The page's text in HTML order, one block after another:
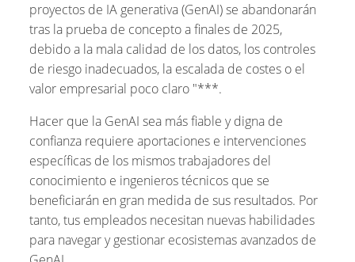
proyectos de IA generativa (GenAI) se abandonarán
tras la prueba de concepto a finales de 2025,
debido a la mala calidad de los datos, los controles
de riesgo inadecuados, la escalada de costes o el
valor empresarial poco claro "***.
Hacer que la GenAI sea más fiable y digna de
confianza requiere aportaciones e intervenciones
específicas de los mismos trabajadores del
conocimiento e ingenieros técnicos que se
beneficiarán en gran medida de sus resultados. Por
tanto, tus empleados necesitan nuevas habilidades
para navegar y gestionar ecosistemas avanzados de